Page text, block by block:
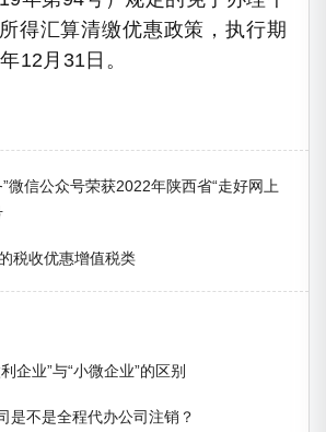
得汇算清缴优惠政策，执行期
12月31日。
”微信公众号荣获2022年陕西省“走好网上
税收优惠增值税类
企业”与“小微企业”的区别
是不是全程代办公司注销？